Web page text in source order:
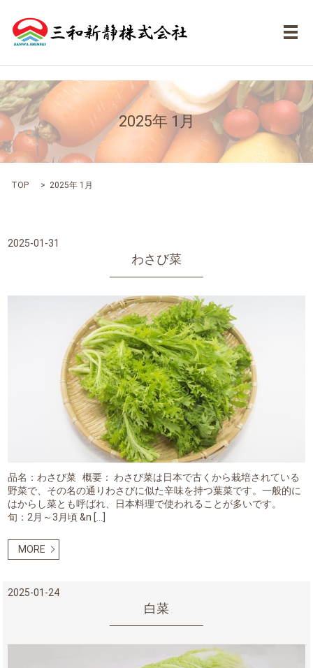
メ
2025年 1月
TOP 2025年 1月
2025-01-31
わさび菜
品名：わさび菜 概要： わさび菜は日本で古くから栽培されている
野菜で、その名の通りわさびに似た辛味を持つ葉菜です。一般的に
はからし菜とも呼ばれ、日本料理で使われることが多いです。
旬：2月～3月頃 &n […]
MORE
2025-01-24
白菜